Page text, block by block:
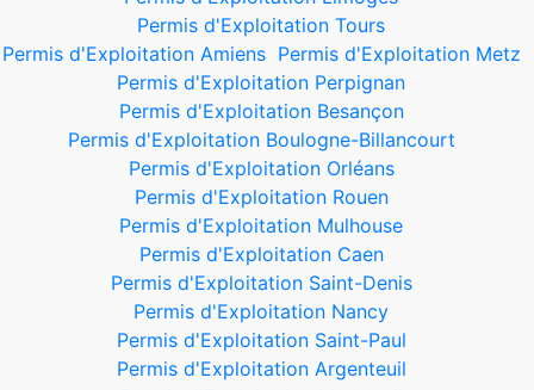
Permis d'Exploitation Tours
Permis d'Exploitation Amiens Permis d'Exploitation Metz
Permis d'Exploitation Perpignan
Permis d'Exploitation Besançon
Permis d'Exploitation Boulogne-Billancourt
Permis d'Exploitation Orléans
Permis d'Exploitation Rouen
Permis d'Exploitation Mulhouse
Permis d'Exploitation Caen
Permis d'Exploitation Saint-Denis
Permis d'Exploitation Nancy
Permis d'Exploitation Saint-Paul
Permis d'Exploitation Argenteuil